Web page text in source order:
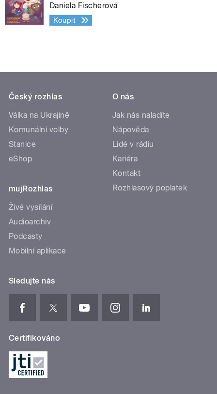
Daniela Fischerová
Koupit
Český rozhlas
Válka na Ukrajině
Komunální volby
Stanice
eShop
mujRozhlas
Živé vysílání
Audioarchiv
Podcasty
Mobilní aplikace
O nás
Jak nás naladíte
Nápověda
Lidé v rádiu
Kariéra
Kontakt
Rozhlasový poplatek
Sledujte nás
Certifikováno